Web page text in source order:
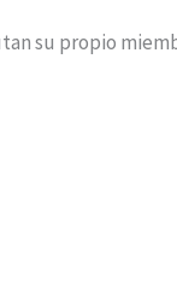
su propio